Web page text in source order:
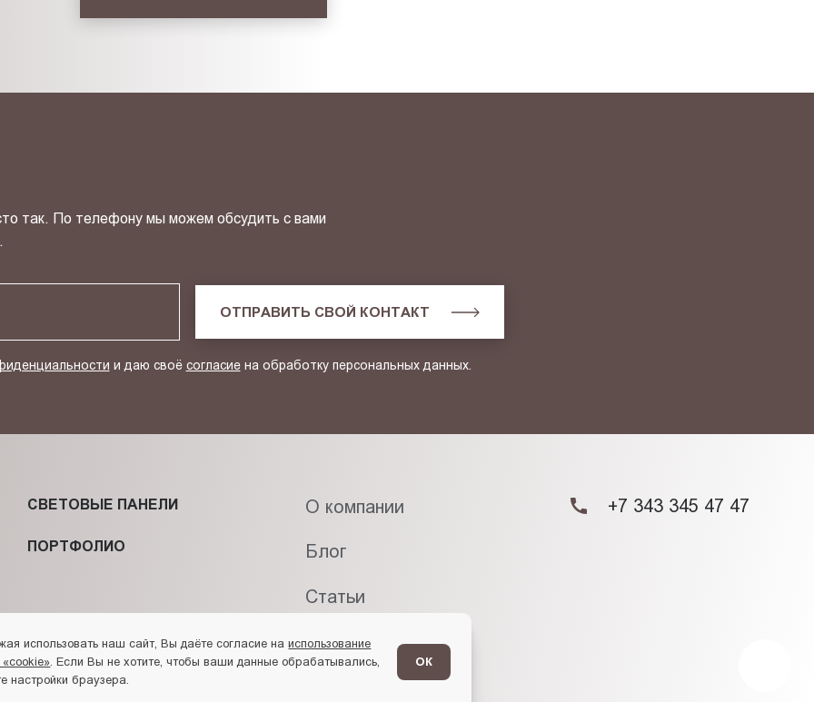
так. По телефону мы можем обсудить с вами
ОТПРАВИТЬ СВОЙ КОНТАКТ
и даю своё согласиена обработку персональных данных.
СВЕТОВЫЕ ПАНЕЛИ
ПОРТФОЛИО
О компании
Блог
Статьи
Контакты
+7 343 345 47 47
использовать наш сайт, Вы даёте согласие наиспользование
. Если Вы не хотите, чтобы ваши данные обрабатывались,
настройки браузера.
ОК